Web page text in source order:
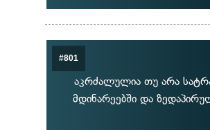
#801
აკრძალულია თუ არა
მდინარეებში და